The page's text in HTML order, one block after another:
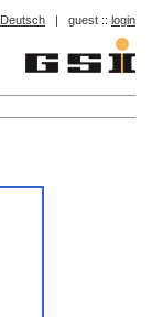
Deutsch | guest :: login